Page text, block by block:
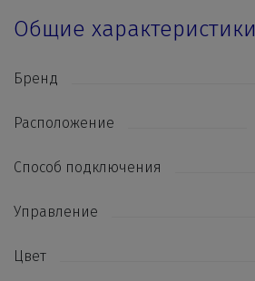
Общие характеристики
Бренд
Расположение
Способ подключения
Управление
Цвет